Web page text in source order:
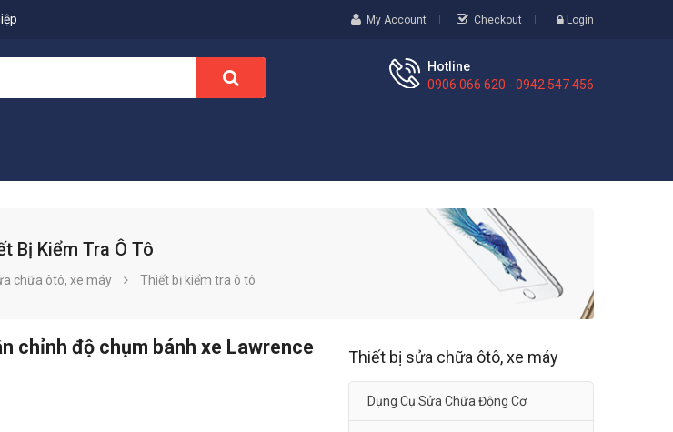
My Account Checkout Login
Hotline
0906 066 620 - 0942 547 456
Bị Kiểm Tra Ô Tô
chữa ôtô, xe máy Thiết bị kiểm tra ô tô
chỉnh độ chụm bánh xe Lawrence
Thiết bị sửa chữa ôtô, xe máy
Dụng Cụ Sửa Chữa Động Cơ